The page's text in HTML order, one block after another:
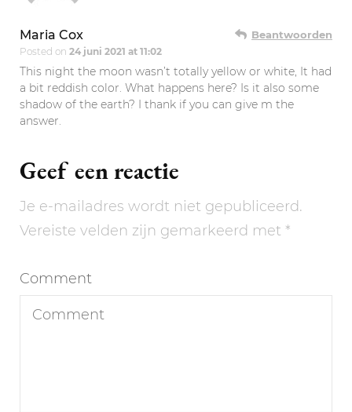
Maria Cox
Posted on 24 juni 2021 at 11:02
Beantwoorden
This night the moon wasn’t totally yellow or white, It had
a bit reddish color. What happens here? Is it also some
shadow of the earth? I thank if you can give m the
answer.
Geef een reactie
Je e-mailadres wordt niet gepubliceerd.
Vereiste velden zijn gemarkeerd met *
Comment